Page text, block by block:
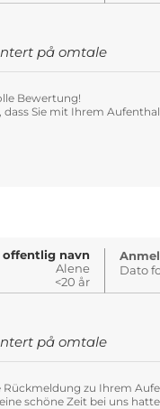
på omtale
Bewertung!
dass Sie mit Ihrem
offentlig navn
Alene
<20 år
Dato
på omtale
Rückmeldung zu Ihrem
schöne Zeit bei uns